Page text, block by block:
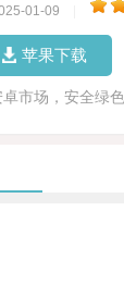
01-09
苹果下载
卓市场，安全绿色